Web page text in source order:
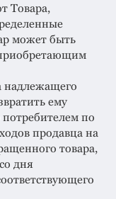
Смотреть
все
категории
Товара,
может быть
надлежащего
ему
по
продавца на
товара,
дня